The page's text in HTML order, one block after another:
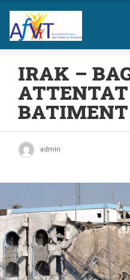
IRAK –
BATIMENT
admin